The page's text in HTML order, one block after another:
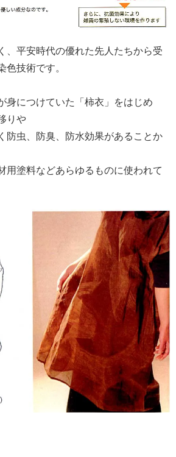
、平安時代の優れた先人たちから受
色技術です。
身につけていた「柿衣」をはじめ
りや
防虫、防臭、防水効果があることか
用塗料などあらゆるものに使われて